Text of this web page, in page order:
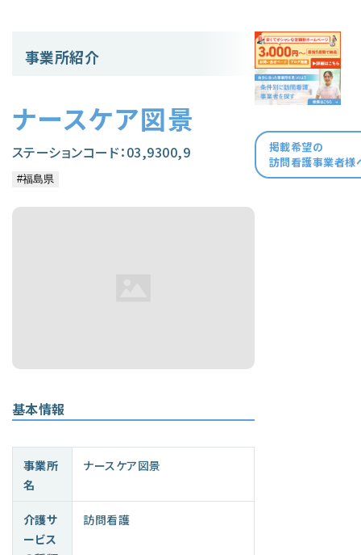
事業所紹介
ナースケア図景
ステーションコード：03,9300,9
基本情報
事業所
名
ナースケア図景
介護サ
ービス
訪問看護
掲載希望の
訪問看護事業者様